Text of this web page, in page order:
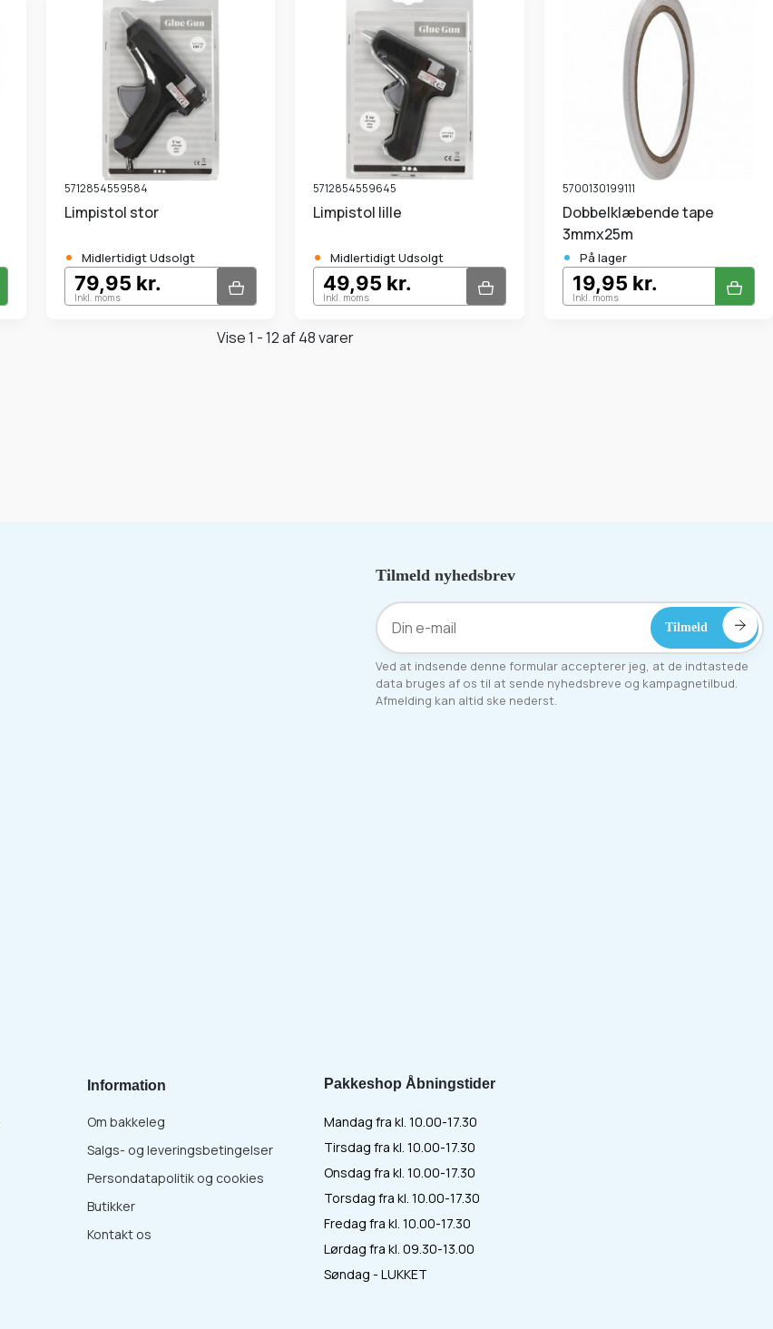
5712854559584
Limpistol stor
• Midlertidigt Udsolgt
79,95 kr.
Inkl. moms
5712854559645
Limpistol lille
• Midlertidigt Udsolgt
49,95 kr.
Inkl. moms
5700130199111
Dobbelklæbende tape
3mmx25m
• På lager
19,95 kr.
Inkl. moms
Vise 1 - 12 af 48 varer
Tilmeld nyhedsbrev
Ved at indsende denne formular accepterer jeg, at de indtastede
data bruges af os til at sende nyhedsbreve og kampagnetilbud.
Afmelding kan altid ske nederst.
Pakkeshop Åbningstider
Mandag fra kl. 10.00-17.30
Tirsdag fra kl. 10.00-17.30
Onsdag fra kl. 10.00-17.30
Torsdag fra kl. 10.00-17.30
Fredag fra kl. 10.00-17.30
Lørdag fra kl. 09.30-13.00
Søndag - LUKKET
Information
Om bakkeleg
Salgs- og leveringsbetingelser
Persondatapolitik og cookies
Butikker
Kontakt os